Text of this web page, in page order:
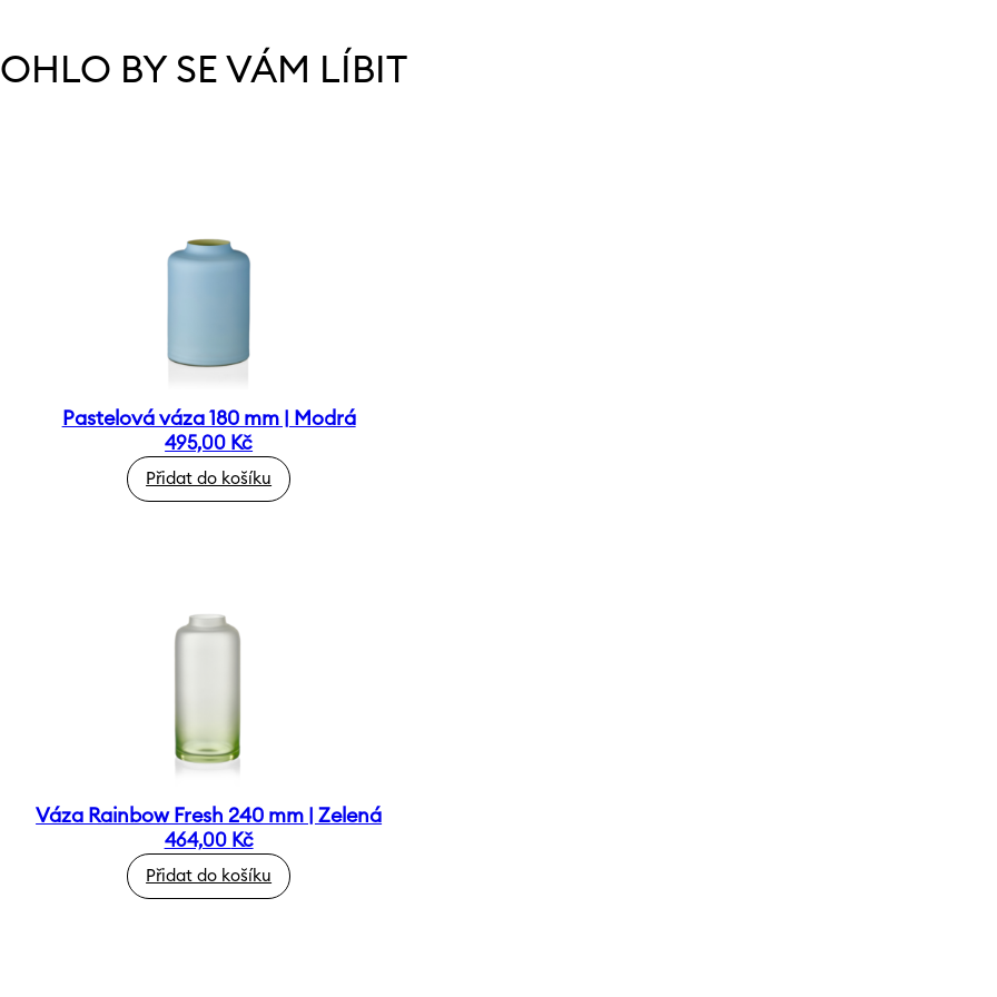
BY SE VÁM LÍBIT
Pastelová váza 180 mm | Modrá
495,00 Kč
Přidat do košíku
Váza Rainbow Fresh 240 mm | Zelená
464,00 Kč
Přidat do košíku